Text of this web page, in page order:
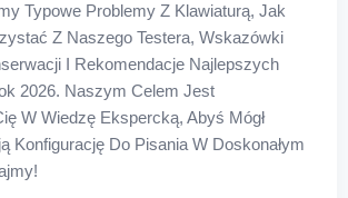
Typowe Problemy Z Klawiaturą, Jak
Z Naszego Testera, Wskazówki
I Rekomendacje Najlepszych
2026. Naszym Celem Jest
W Wiedzę Ekspercką, Abyś Mógł
Konfigurację Do Pisania W Doskonałym